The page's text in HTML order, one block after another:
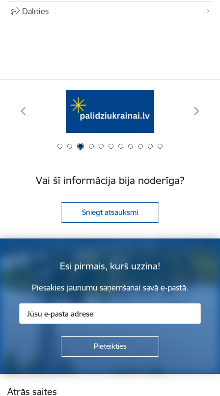
Dalīties
Vai šī informācija bija noderīga?
Sniegt atsauksmi
Esi pirmais, kurš uzzina!
Piesakies jaunumu saņemšanai savā e-pastā.
Kājene
Ātrās saites